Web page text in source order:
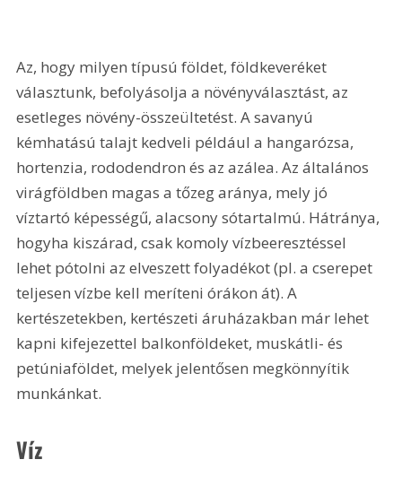
Az, hogy milyen típusú földet, földkeveréket
választunk, befolyásolja a növényválasztást, az
esetleges növény-összeültetést. A savanyú
kémhatású talajt kedveli például a hangarózsa,
hortenzia, rododendron és az azálea. Az általános
virágföldben magas a tőzeg aránya, mely jó
víztartó képességű, alacsony sótartalmú. Hátránya,
hogyha kiszárad, csak komoly vízbeeresztéssel
lehet pótolni az elveszett folyadékot (pl. a cserepet
teljesen vízbe kell meríteni órákon át). A
kertészetekben, kertészeti áruházakban már lehet
kapni kifejezettel balkonföldeket, muskátli- és
petúniaföldet, melyek jelentősen megkönnyítik
munkánkat.
Víz